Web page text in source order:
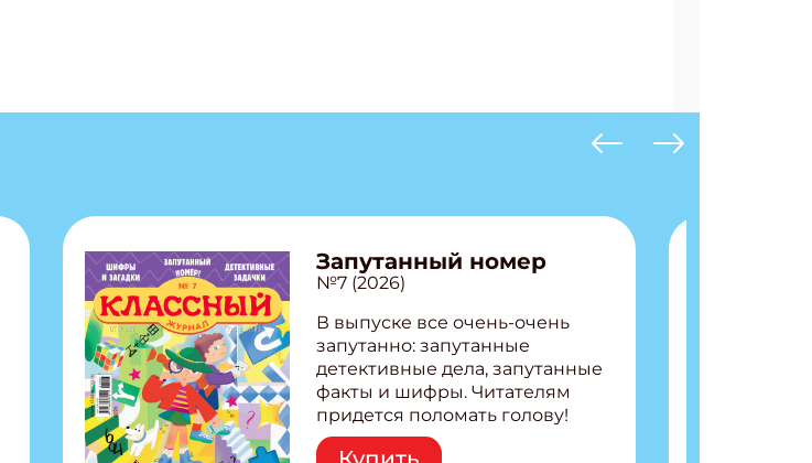
Запутанный номер
№7 (2026)
В выпуске все очень-очень
запутанно: запутанные
детективные дела, запутанные
факты и шифры. Читателям
придется поломать голову!
Внутри: Шифры и